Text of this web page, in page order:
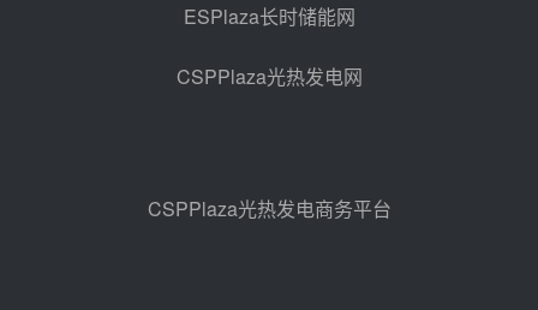
亚核阀业中标天山北麓100MW光
热发电工程EPC总承包项目熔盐截
止阀、熔盐三偏心蝶阀采购
08-05 17:15
包项目熔盐介质超声波流量计采购
08-05 17:09
ESPlaza长时储能网
CSPPlaza光热发电网
CSPPlaza光热发电商务平台